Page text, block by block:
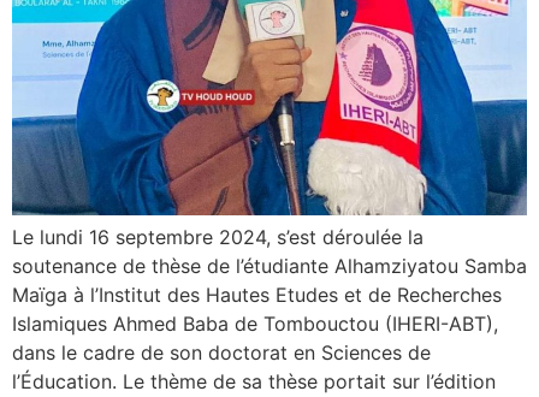
Le lundi 16 septembre 2024, s’est déroulée la
soutenance de thèse de l’étudiante Alhamziyatou Samba
Maïga à l’Institut des Hautes Etudes et de Recherches
Islamiques Ahmed Baba de Tombouctou (IHERI-ABT),
dans le cadre de son doctorat en Sciences de
l’Éducation. Le thème de sa thèse portait sur l’édition